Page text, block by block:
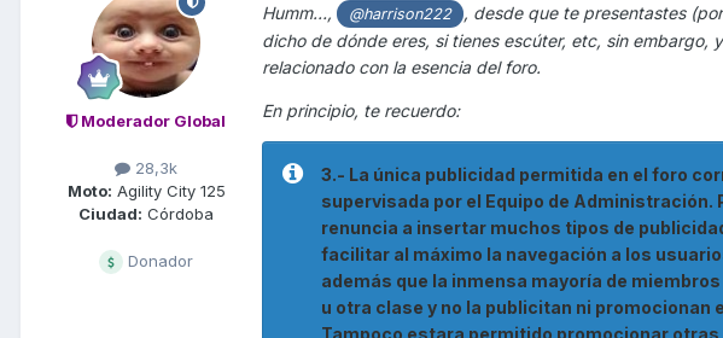
Moderador Global
28,3k
Moto: Agility City 125
Ciudad: Córdoba
Donador
Humm…, @harrison222
, desde que te presentastes
dicho de dónde eres, si tienes escúter, etc, sin embargo,
relacionado con la esencia del foro.
En principio, te recuerdo:
3.- La única publicidad permitida en el foro
supervisada por el Equipo de
renuncia a insertar muchos tipos de
facilitar al máximo la navegación a los
además que la inmensa mayoría de
u otra clase y no la publicitan ni promocionan
Tampoco estara permitido promocionar